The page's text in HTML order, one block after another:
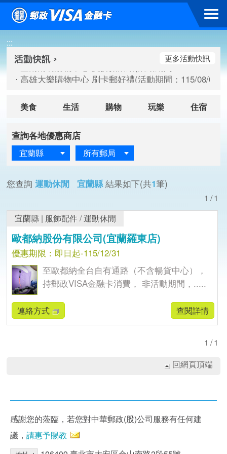
跳到主要內容區塊
:::
臺南南紡購物中心 夏折扣活動(活動期間：115/08/10-
新竹遠東巨城購物中心 2026巨城年中慶夏日BIG好刷(
臺南南紡購物中心 夏折扣活動(活動期間：115/08/10-
高雄大樂購物中心 刷卡郵好禮(活動期間：115/08/07-
更多活動快訊
美食 生活 購物 玩樂 住宿
查詢各地優惠商店
宜蘭縣 所有郵局
您查詢 運動休閒 宜蘭縣 結果如下(共1筆)
1/1
宜蘭縣 | 服飾配件/運動休閒
歐都納股份有限公司(宜蘭羅東店)
優惠期限：即日起-115/12/31
至歐都納全台自有通路（不含暢貨中心），
持郵政VISA金融卡消費， 非活動期間，.....
連絡方式 查閱詳情
1/1
回網頁頂端
感謝您的蒞臨，若您對中華郵政(股)公司服務有任何建
議， 請惠予賜教